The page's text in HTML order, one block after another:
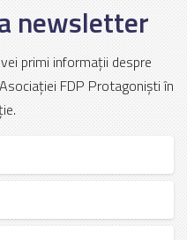
newsletter
primi informații despre
FDP Protagoniști în